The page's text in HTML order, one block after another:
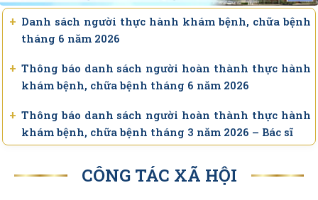
+ Danh sách người thực hành khám bệnh, chữa bệnh
tháng 6 năm 2026
+ Thông báo danh sách người hoàn thành thực hành
khám bệnh, chữa bệnh tháng 6 năm 2026
+ Thông báo danh sách người hoàn thành thực hành
khám bệnh, chữa bệnh tháng 3 năm 2026 – Bác sĩ
khám bệnh, chữa bệnh tháng 5 năm 2026 – Đợt 1
CÔNG TÁC XÃ HỘI